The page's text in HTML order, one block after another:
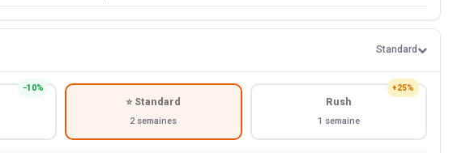
Standard
−10%
⭐ Standard
2 semaines
+25%
Rush
1 semaine